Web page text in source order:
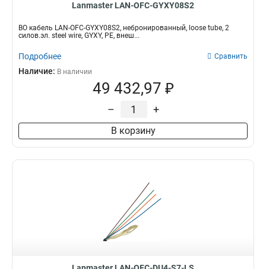
Lanmaster LAN-OFC-GYXY08S2
ВО кабель LAN-OFC-GYXY08S2, небронированный, loose tube, 2
силов.эл. steel wire, GYXY, PE, внеш...
Подробнее Сравнить
Наличие: В наличии
49 432,97 ₽
– +
В корзину